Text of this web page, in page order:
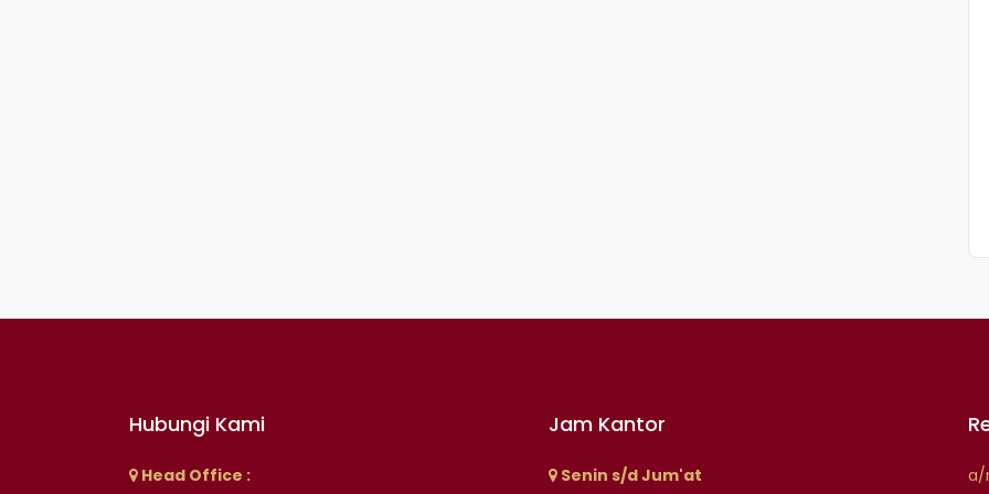
Hubungi Kami
Head Office :
Jam Kantor
Senin s/d Jum'at
a/